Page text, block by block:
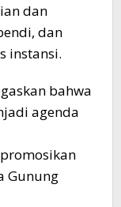
dan
dan
instansi.
bahwa
agenda
Gunung